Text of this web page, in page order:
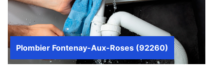
Plombier Fontenay-Aux-Roses (92260)